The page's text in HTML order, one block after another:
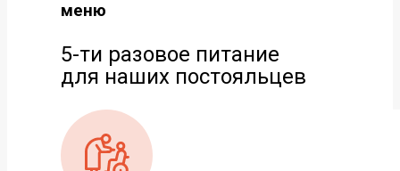
меню
5-ти разовое питание
для наших постояльцев